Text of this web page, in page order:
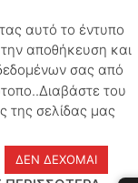
Login Register
ΧΡΗΣΗΣ
αυτό το έντυπο
αποθήκευση και
σας από
του
της σελίδας μας
ΔΕΝ ΔΕΧΟΜΑΙ